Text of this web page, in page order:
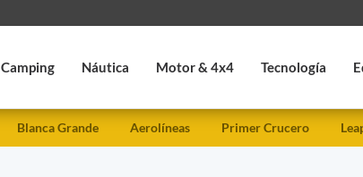
Camping Náutica Motor & 4x4 Tecnología
Blanca Grande Aerolíneas Primer Crucero